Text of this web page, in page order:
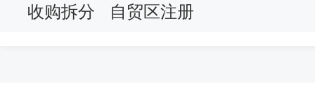
收购拆分
自贸区注册